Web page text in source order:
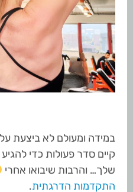
במידה ומעולם לא ביצעת
קיים סדר פעולות כדי
שלך… והרבות שיבואו אחרי
התקדמות הדרגתית.